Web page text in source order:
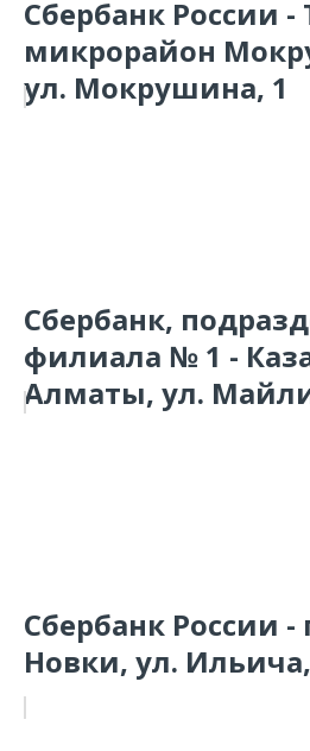
Сбербанк России -
микрорайон
ул. Мокрушина, 1
Сбербанк,
филиала № 1 -
Алматы, ул.
Сбербанк России -
Новки, ул.